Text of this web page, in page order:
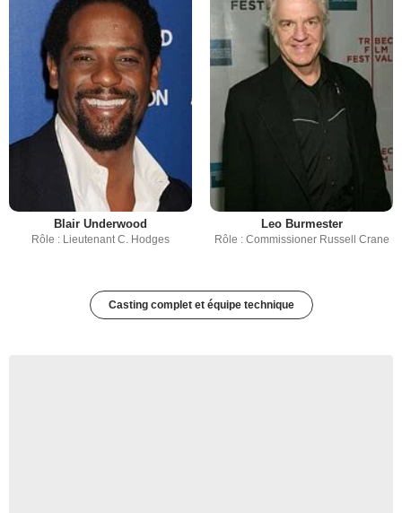
Blair Underwood
Rôle : Lieutenant C. Hodges
Leo Burmester
Rôle : Commissioner Russell Crane
Casting complet et équipe technique